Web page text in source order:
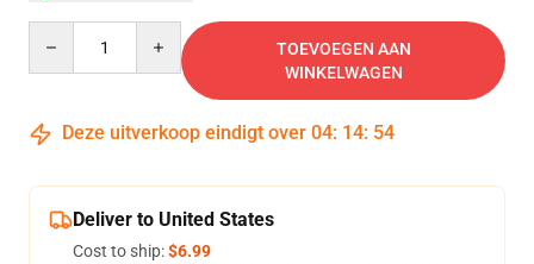
TOEVOEGEN AAN
WINKELWAGEN
Deze uitverkoop eindigt over 04: 14: 53
Deliver to United States
Cost to ship:$6.99